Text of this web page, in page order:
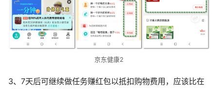
京东健康2
3、7天后可继续做任务赚红包以抵扣购物费用，应该比在